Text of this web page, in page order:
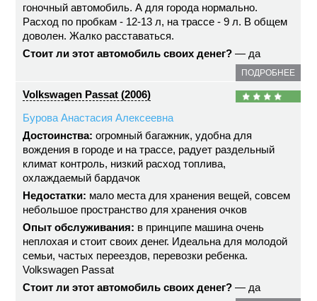
гоночный автомобиль. А для города нормально.
Расход по пробкам - 12-13 л, на трассе - 9 л. В общем
доволен. Жалко расставаться.
Стоит ли этот автомобиль своих денег? — да
ПОДРОБНЕЕ
Volkswagen Passat (2006)
Бурова Анастасия Алексеевна
Достоинства: огромный багажник, удобна для
вождения в городе и на трассе, радует раздельный
климат контроль, низкий расход топлива,
охлаждаемый бардачок
Недостатки: мало места для хранения вещей, совсем
небольшое пространство для хранения очков
Опыт обслуживания: в принципе машина очень
неплохая и стоит своих денег. Идеальна для молодой
семьи, частых переездов, перевозки ребенка.
Volkswagen Passat
Стоит ли этот автомобиль своих денег? — да